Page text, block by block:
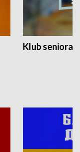
Klub seniora